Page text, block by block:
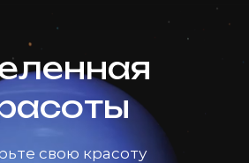
свою красоту